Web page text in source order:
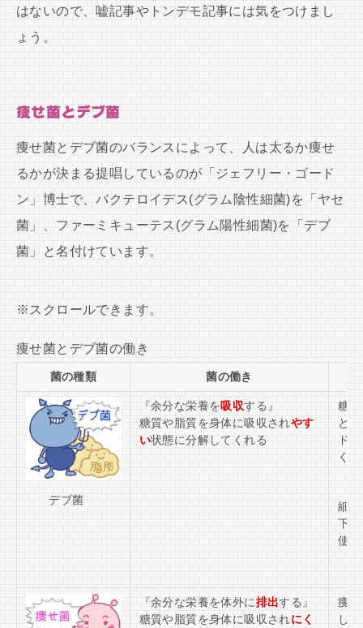
はないので、嘘記事やトンデモ記事には気をつけまし
ょう。
痩せ菌とデブ菌
痩せ菌とデブ菌のバランスによって、人は太るか痩せ
るかが決まる提唱しているのが「ジェフリー・ゴード
ン」博士で、バクテロイデス(グラム陰性細菌)を「ヤセ
菌」、ファーミキューテス(グラム陽性細菌)を「デブ
菌」と名付けています。
痩せ菌とデブ菌の働き
菌の種類 菌の働き
デブ菌
『余分な栄養を吸収する』
糖質や脂質を身体に吸収されやす
い状態に分解してくれる
糖
と
ド
く
細
下
使
『余分な栄養を体外に排出する』
糖質や脂質を身体に吸収されにく
痩
し